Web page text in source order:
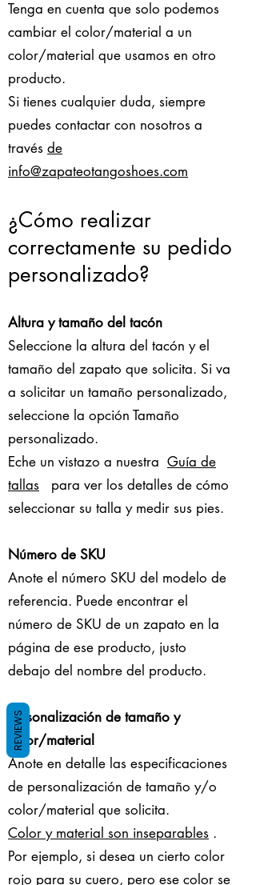
Tenga en cuenta que solo podemos
cambiar el color/material a un
color/material que usamos en otro
producto.
Si tienes cualquier duda, siempre
puedes contactar con nosotros a
través de
info@zapateotangoshoes.com
¿Cómo realizar
correctamente su pedido
personalizado?
Altura y tamaño del tacón
Seleccione la altura del tacón y el
tamaño del zapato que solicita. Si va
a solicitar un tamaño personalizado,
seleccione la opción Tamaño
personalizado.
Eche un vistazo a nuestra Guía de
tallas para ver los detalles de cómo
seleccionar su talla y medir sus pies.
Número de SKU
Anote el número SKU del modelo de
referencia. Puede encontrar el
número de SKU de un zapato en la
página de ese producto, justo
debajo del nombre del producto.
Personalización de tamaño y
color/material
Anote en detalle las especificaciones
de personalización de tamaño y/o
color/material que solicita.
​Color y material son inseparables .
Por ejemplo, si desea un cierto color
rojo para su cuero, pero ese color se
REVIEWS